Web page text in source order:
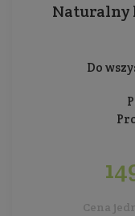
Naturalny
Do
Cena